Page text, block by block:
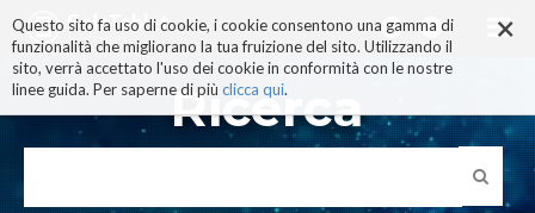
×
Questo sito fa uso di cookie, i cookie consentono una gamma di
funzionalità che migliorano la tua fruizione del sito. Utilizzando il
sito, verrà accettato l'uso dei cookie in conformità con le nostre
linee guida. Per saperne di più clicca qui.
ai
contenuti.
|
alla
navigazione
Ricerca